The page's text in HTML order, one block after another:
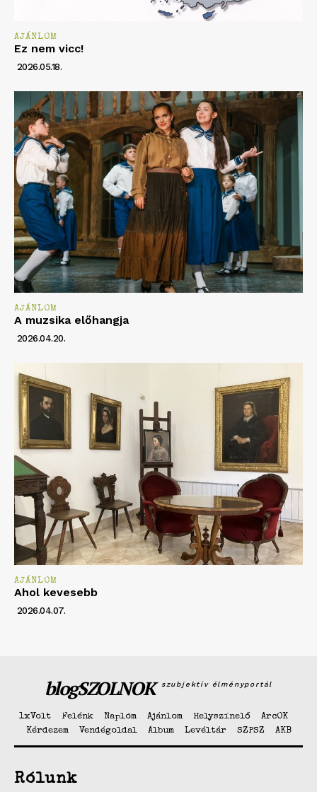
AJÁNLOM
Ez nem vicc!
2026.05.18.
AJÁNLOM
A muzsika előhangja
2026.04.20.
AJÁNLOM
Ahol kevesebb
2026.04.07.
blogSZOLNOK szubjektív élményportál
1xVolt Felénk Naplóm Ajánlom Helyszínelő
ArcOK
Kérdezem
Vendégoldal Album Levéltár SZPSZ AKB
Rólunk